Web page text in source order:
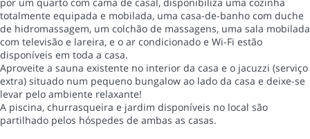
por um quarto com cama de casal, disponibiliza uma cozinha
totalmente equipada e mobilada, uma casa-de-banho com duche
de hidromassagem, um colchão de massagens, uma sala mobilada
com televisão e lareira, e o ar condicionado e Wi-Fi estão
disponíveis em toda a casa.
Aproveite a sauna existente no interior da casa e o jacuzzi (serviço
extra) situado num pequeno bungalow ao lado da casa e deixe-se
levar pelo ambiente relaxante!
A piscina, churrasqueira e jardim disponíveis no local são
partilhado pelos hóspedes de ambas as casas.